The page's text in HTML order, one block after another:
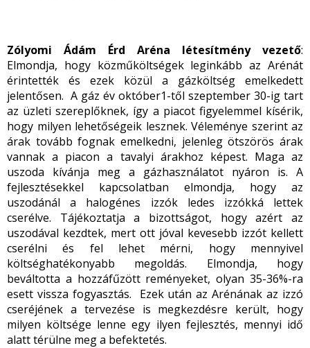
Zólyomi Ádám Érd Aréna létesítmény vezető:
Elmondja, hogy közműköltségek leginkább az Arénát
érintették és ezek közül a gázköltség emelkedett
jelentősen. A gáz év október1-től szeptember 30-ig tart
az üzleti szereplőknek, így a piacot figyelemmel kísérik,
hogy milyen lehetőségeik lesznek. Véleménye szerint az
árak tovább fognak emelkedni, jelenleg ötszörös árak
vannak a piacon a tavalyi árakhoz képest. Maga az
uszoda kívánja meg a gázhasználatot nyáron is. A
fejlesztésekkel kapcsolatban elmondja, hogy az
uszodánál a halogénes izzók ledes izzókká lettek
cserélve. Tájékoztatja a bizottságot, hogy azért az
uszodával kezdtek, mert ott jóval kevesebb izzót kellett
cserélni és fel lehet mérni, hogy mennyivel
költséghatékonyabb megoldás. Elmondja, hogy
beváltotta a hozzáfűzött reményeket, olyan 35-36%-ra
esett vissza fogyasztás. Ezek után az Arénának az izzó
cseréjének a tervezése is megkezdésre került, hogy
milyen költsége lenne egy ilyen fejlesztés, mennyi idő
alatt térülne meg a befektetés.